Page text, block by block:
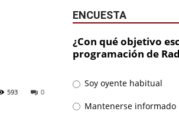
0
593
ENCUESTA
¿Con qué objetivo
programación de
Soy oyente habitual
Mantenerse informado